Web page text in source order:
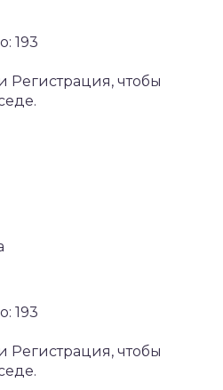
193
Регистрация, чтобы
193
Регистрация, чтобы